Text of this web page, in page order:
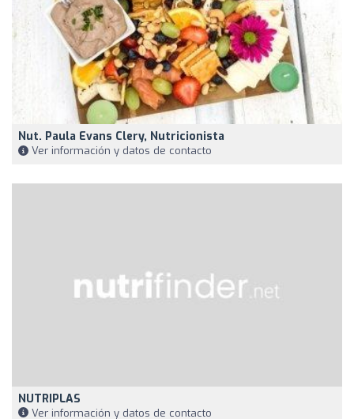
Nut. Paula Evans Clery, Nutricionista
Ver información y datos de contacto
NUTRIPLAS
Ver información y datos de contacto